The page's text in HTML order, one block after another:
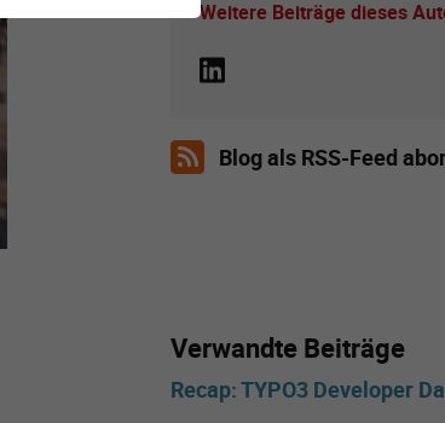
Weitere Beiträge dieses
Blog als RSS-Feed
Verwandte Beiträge
Recap: TYPO3 Developer